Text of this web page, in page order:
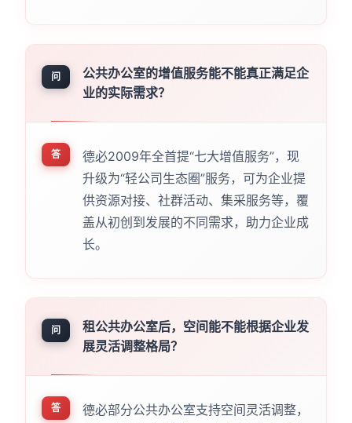
问
公共办公室的增值服务能不能真正满足企
业的实际需求？
答
德必2009年全首提“七大增值服务”，现
升级为“轻公司生态圈”服务，可为企业提
供资源对接、社群活动、集采服务等，覆
盖从初创到发展的不同需求，助力企业成
长。
问
租公共办公室后，空间能不能根据企业发
展灵活调整格局？
答
德必部分公共办公室支持空间灵活调整，